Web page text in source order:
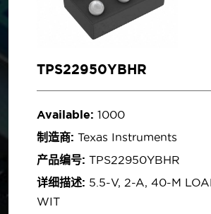
TPS22950YBHR
Available: 1000
制造商: Texas Instruments
产品编号: TPS22950YBHR
详细描述: 5.5-V, 2-A, 40-M
WIT